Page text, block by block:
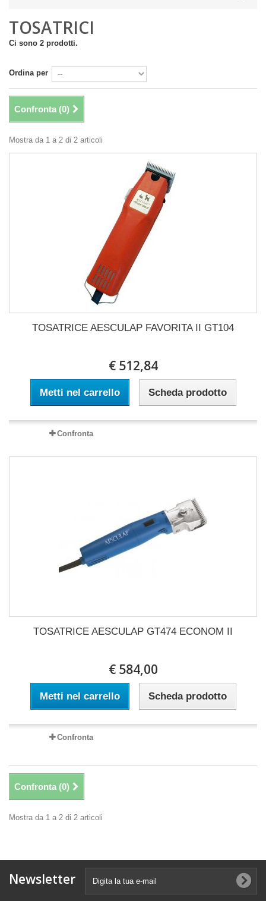
TOSATRICI
Ci sono 2 prodotti.
Ordina per
Confronta (0)
Mostra da 1 a 2 di 2 articoli
TOSATRICE AESCULAP FAVORITA II GT104
€ 512,84
Metti nel carrello Scheda prodotto
Confronta
TOSATRICE AESCULAP GT474 ECONOM II
€ 584,00
Metti nel carrello Scheda prodotto
Confronta
Confronta (0)
Mostra da 1 a 2 di 2 articoli
Newsletter